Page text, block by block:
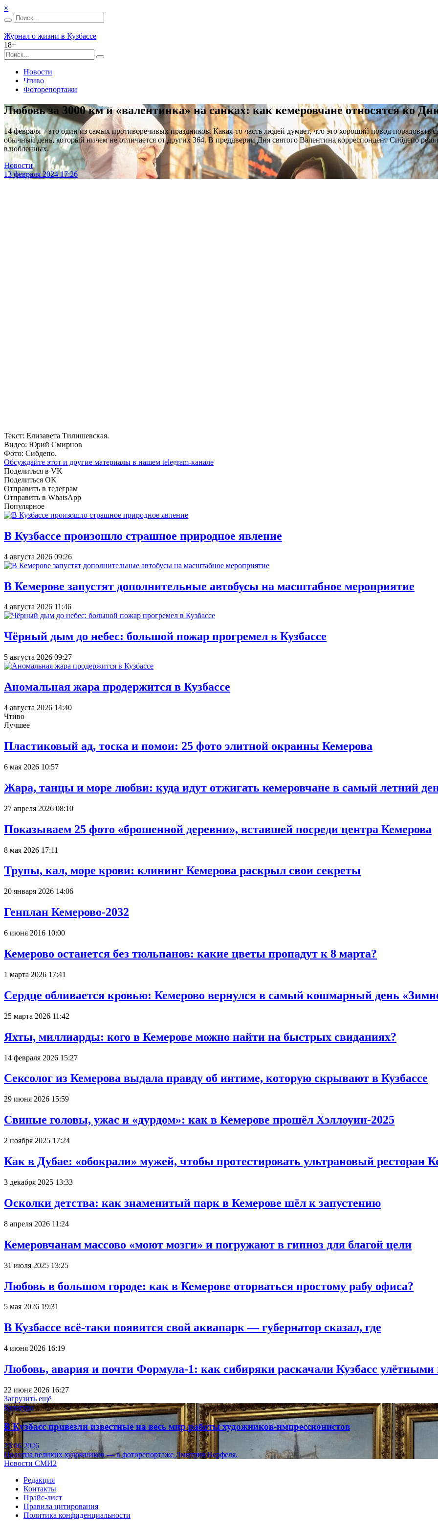
×
Журнал о жизни в Кузбассе
18+
Новости
Чтиво
Фоторепортажи
Любовь за 3000 км и «валентинка» на санках: как кемеровчане относятся ко
14 февраля – это один из самых противоречивых праздников. Какая-то часть людей думает, что это хороший повод порадовать
обычный день, который ничем не отличается от других 364. В преддверииДня святого Валентина корреспондент Сибдепо
влюбленных.
Новости
13 февраля 2024 17:26
Текст: Елизавета Тилишевская.
Видео: Юрий Смирнов
Фото: Сибдепо.
Обсуждайте этот и другие материалы в нашем telegram-канале
Поделиться в VK
Поделиться OK
Отправить в телеграм
Отправить в WhatsApp
Популярное
В Кузбассе произошло страшное природное явление
4 августа 2026 09:26
В Кемерове запустят дополнительные автобусы на масштабное мероприятие
4 августа 2026 11:46
Чёрный дым до небес: большой пожар прогремел в Кузбассе
5 августа 2026 09:27
Аномальная жара продержится в Кузбассе
4 августа 2026 14:40
Чтиво
Лучшее
Пластиковый ад, тоска и помои: 25 фото элитной окраины Кемерова
6 мая 2026 10:57
Жара, танцы и море любви: куда идут отжигать кемеровчане в самый летний
27 апреля 2026 08:10
Показываем 25 фото «брошенной деревни», вставшей посреди центра Кемерова
8 мая 2026 17:11
Трупы, кал, море крови: клининг Кемерова раскрыл свои секреты
20 января 2026 14:06
Генплан Кемерово-2032
6 июня 2016 10:00
Кемерово останется без тюльпанов: какие цветы пропадут к 8 марта?
1 марта 2026 17:41
Сердце обливается кровью: Кемерово вернулся в самый кошмарный день
25 марта 2026 11:42
Яхты, миллиарды: кого в Кемерове можно найти на быстрых свиданиях?
14 февраля 2026 15:27
Сексолог из Кемерова выдала правду об интиме, которую скрывают в Кузбассе
29 июня 2026 15:59
Свиные головы, ужас и «дурдом»: как в Кемерове прошёл Хэллоуин-2025
2 ноября 2025 17:24
Как в Дубае: «обокрали» мужей, чтобы протестировать ультрановый ресторан
3 декабря 2025 13:33
Осколки детства: как знаменитый парк в Кемерове шёл к запустению
8 апреля 2026 11:24
Кемеровчанам массово «моют мозги» и погружают в гипноз для благой цели
31 июля 2025 13:25
Любовь в большом городе: как в Кемерове оторваться простому рабу офиса?
5 мая 2026 19:31
В Кузбассе всё-таки появится свой аквапарк — губернатор сказал, где
4 июня 2026 16:19
Любовь, авария и почти Формула-1: как сибиряки раскачали Кузбасс улётными
22 июня 2026 16:27
Загрузить ещё
Культура
В Кузбасс привезли известные на весь мир работы художников-импрессионистов
23.06.2026
Полотна великих художников — в фоторепортаже Дмитрия Верфеля.
Новости СМИ2
Редакция
Контакты
Прайс-лист
Правила цитирования
Политика конфиденциальности